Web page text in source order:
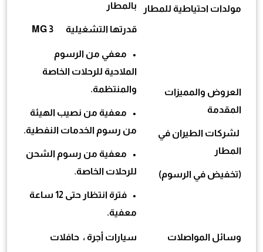
مولدات احتياطية للمطار
بالمطار
قدرتها التشغيلية 3 MG
العروض والمميزات
المقدمة
لشركات الطيران في
المطار
(تخفيض في الرسوم)
• معفي من الرسوم
الملاحية للرحلات الخاصة
والمنتظمة.
• معفية من نصيب الهيئة
من رسوم الخدمات النفطية.
• معفية من رسوم الشحن
للرحلات الخاصة.
• فترة انتظار حتى 12 ساعة
معفية.
وسائل المواصلات سيارات أجرة ، حافلات